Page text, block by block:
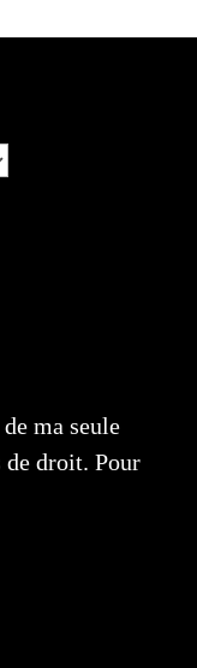
ma seule
de droit. Pour